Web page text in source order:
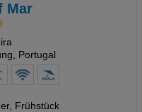
Mar
Portugal
Frühstück